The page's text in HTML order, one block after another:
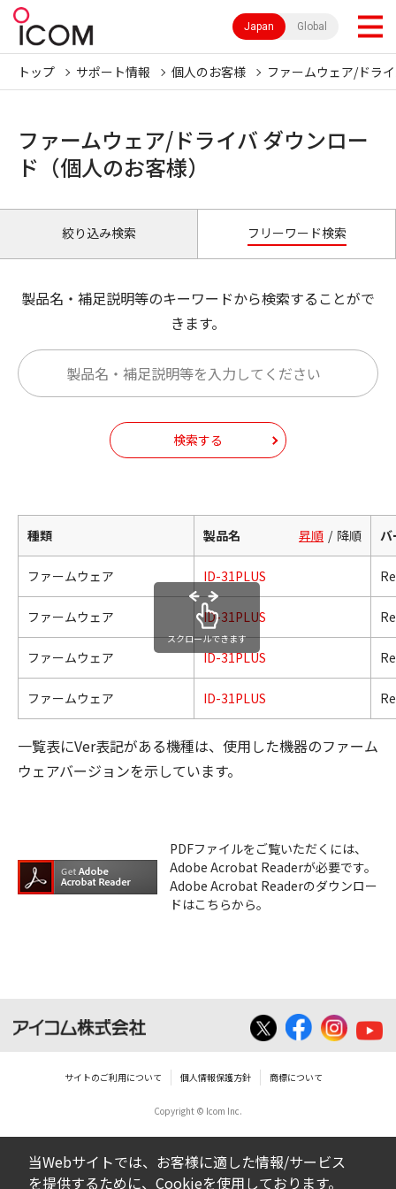
Japan Global
トップ サポート情報 個人のお客様 ファームウェア/ドラ
ファームウェア/ドライバ ダウンロー
ド（個人のお客様）
絞り込み検索 フリーワード検索
製品名・補足説明等のキーワードから検索することがで
きます。
検索する
種類 製品名 昇順 降順 バ
ファームウェア ID-31PLUS
ファームウェア ID-31PLUS
ファームウェア ID-31PLUS
ファームウェア ID-31PLUS
スクロールできます
一覧表にVer表記がある機種は、使用した機器のファーム
ウェアバージョンを示しています。
PDFファイルをご覧いただくには、
Adobe Acrobat Readerが必要です。
Adobe Acrobat Readerのダウンロー
ドはこちらから。
サイトのご利用について 個人情報保護方針 商標について
Copyright © Icom Inc.
当Webサイトでは、お客様に適した情報/サービス
を提供するために、Cookieを使用しております。